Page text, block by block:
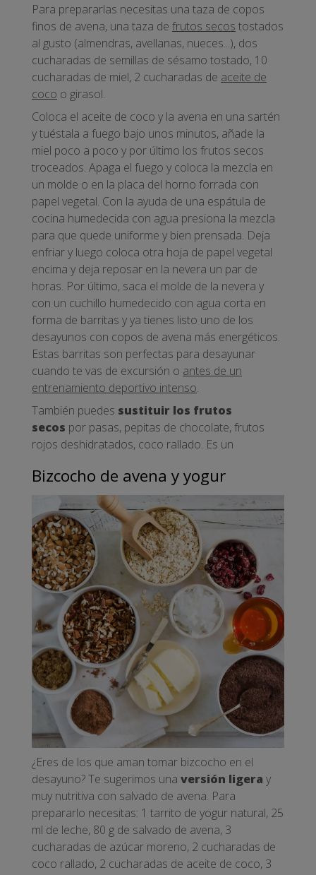
Para prepararlas necesitas una taza de copos
finos de avena, una taza de frutos secos tostados
al gusto (almendras, avellanas, nueces...), dos
cucharadas de semillas de sésamo tostado, 10
cucharadas de miel, 2 cucharadas de aceite de
coco o girasol.
Coloca el aceite de coco y la avena en una sartén
y tuéstala a fuego bajo unos minutos, añade la
miel poco a poco y por último los frutos secos
troceados. Apaga el fuego y coloca la mezcla en
un molde o en la placa del horno forrada con
papel vegetal. Con la ayuda de una espátula de
cocina humedecida con agua presiona la mezcla
para que quede uniforme y bien prensada. Deja
enfriar y luego coloca otra hoja de papel vegetal
encima y deja reposar en la nevera un par de
horas. Por último, saca el molde de la nevera y
con un cuchillo humedecido con agua corta en
forma de barritas y ya tienes listo uno de los
desayunos con copos de avena más energéticos.
Estas barritas son perfectas para desayunar
cuando te vas de excursión o antes de un
entrenamiento deportivo intenso.
También puedes sustituir los frutos
secos por pasas, pepitas de chocolate, frutos
rojos deshidratados, coco rallado. Es un
Bizcocho de avena y yogur
¿Eres de los que aman tomar bizcocho en el
desayuno? Te sugerimos una versión ligera y
muy nutritiva con salvado de avena. Para
prepararlo necesitas: 1 tarrito de yogur natural, 25
ml de leche, 80 g de salvado de avena, 3
cucharadas de azúcar moreno, 2 cucharadas de
coco rallado, 2 cucharadas de aceite de coco, 3